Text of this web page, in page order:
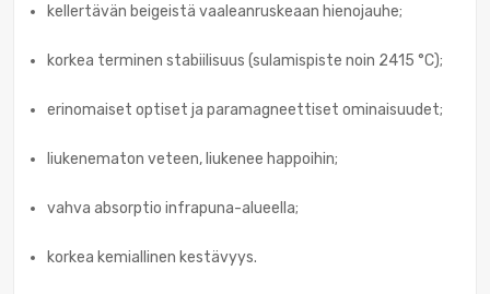
kellertävän beigeistä vaaleanruskeaan hienojauhe;
korkea terminen stabiilisuus (sulamispiste noin 2415 °C);
erinomaiset optiset ja paramagneettiset ominaisuudet;
liukenematon veteen, liukenee happoihin;
vahva absorptio infrapuna-alueella;
korkea kemiallinen kestävyys.